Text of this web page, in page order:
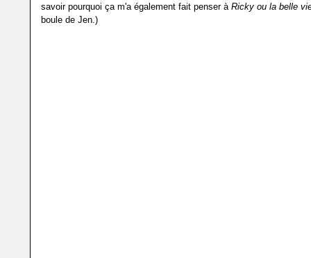
savoir pourquoi ça m'a également fait penser à Ricky ou la belle
boule de Jen.)